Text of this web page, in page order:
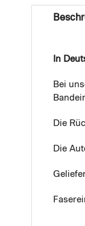
of
In
Bei
Die
Die